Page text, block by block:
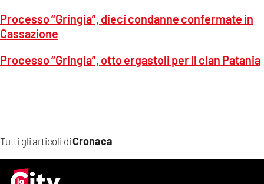
Tutti gli articoli diCronaca
Processo “Gringia”, dieci condanne confermate in
Cassazione
Processo “Gringia”, otto ergastoli per il clan Patania